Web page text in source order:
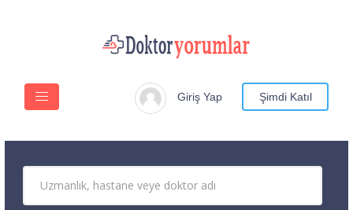
Giriş Yap Şimdi Katıl